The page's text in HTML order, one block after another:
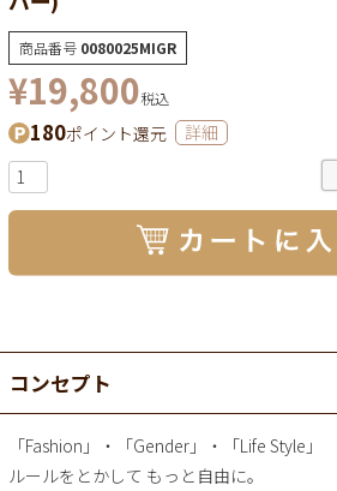
商品番号 0080025MIGR
¥19,800税込
180ポイント還元 詳細
コンセプト
「Fashion」・「Gender」・「Life Style」
ルールをとかして もっと自由に。